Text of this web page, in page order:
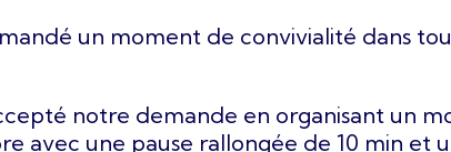
un moment de convivialité dans
notre demande en organisant un
avec une pause rallongée de 10 min et